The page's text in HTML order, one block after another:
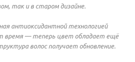
так и в старом дизайне.
антиоксидантной технологией
время — теперь цвет обладает ещё
волос получает обновление.